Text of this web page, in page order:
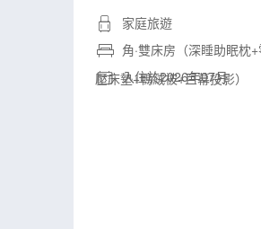
家庭旅遊
角·雙床房（深睡助眠枕
壓床墊+鴨絨被+巨幕投影）
入住於2026年07月